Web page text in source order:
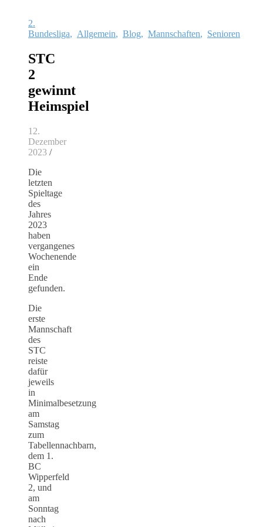
2.
Bundesliga, Allgemein, Blog, Mannschaften, Senioren
STC
2
gewinnt
Heimspiel
12.
Dezember
2023 /
Die
letzten
Spieltage
des
Jahres
2023
haben
vergangenes
Wochenende
ein
Ende
gefunden.
Die
erste
Mannschaft
des
STC
reiste
dafür
jeweils
in
Minimalbesetzung
am
Samstag
zum
Tabellennachbarn,
dem 1.
BC
Wipperfeld
2, und
am
Sonntag
nach